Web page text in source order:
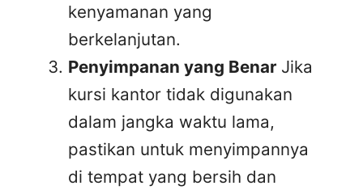
kenyamanan yang
berkelanjutan.
Penyimpanan yang Benar Jika
kursi kantor tidak digunakan
dalam jangka waktu lama,
pastikan untuk menyimpannya
di tempat yang bersih dan